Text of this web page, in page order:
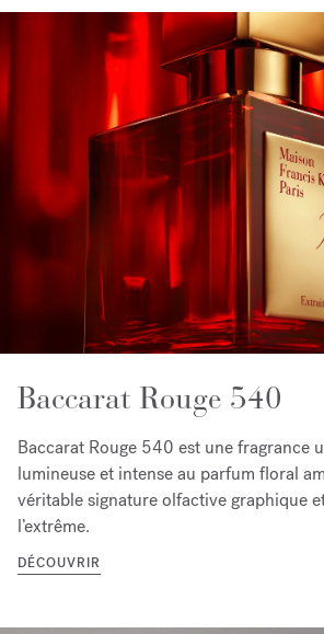
Baccarat Rouge 540
Baccarat Rouge 540 est une fragrance
lumineuse et intense au parfum floral
véritable signature olfactive graphique
l’extrême.
DÉCOUVRIR